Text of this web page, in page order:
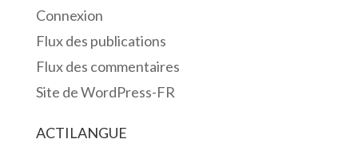
Connexion
Flux des publications
Flux des commentaires
Site de WordPress-FR
ACTILANGUE